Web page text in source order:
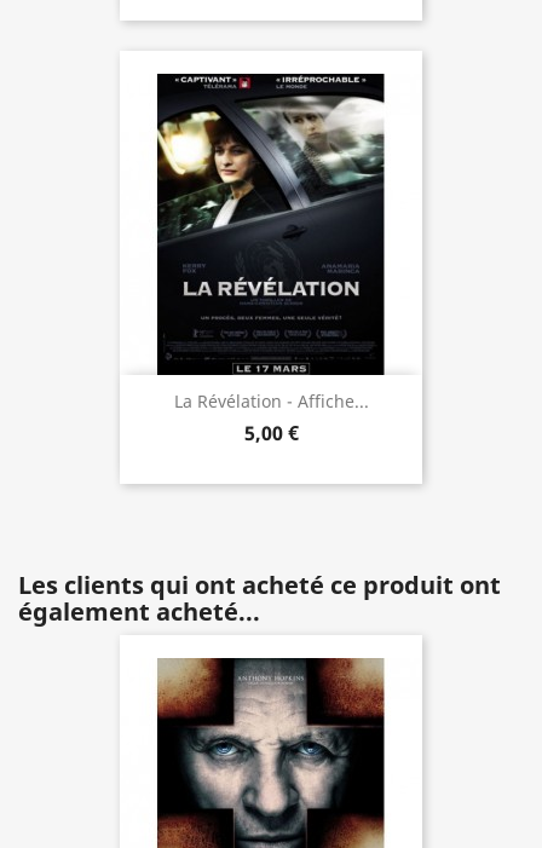
La Révélation - Affiche...
5,00 €
Les clients qui ont acheté ce produit ont
également acheté...